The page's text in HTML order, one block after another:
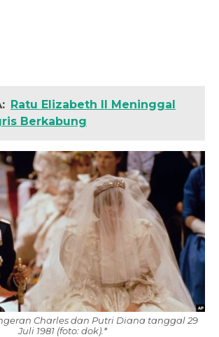
Ratu Elizabeth II Meninggal
Berkabung
Charles dan Putri Diana tanggal 29
Juli 1981 (foto: dok).*